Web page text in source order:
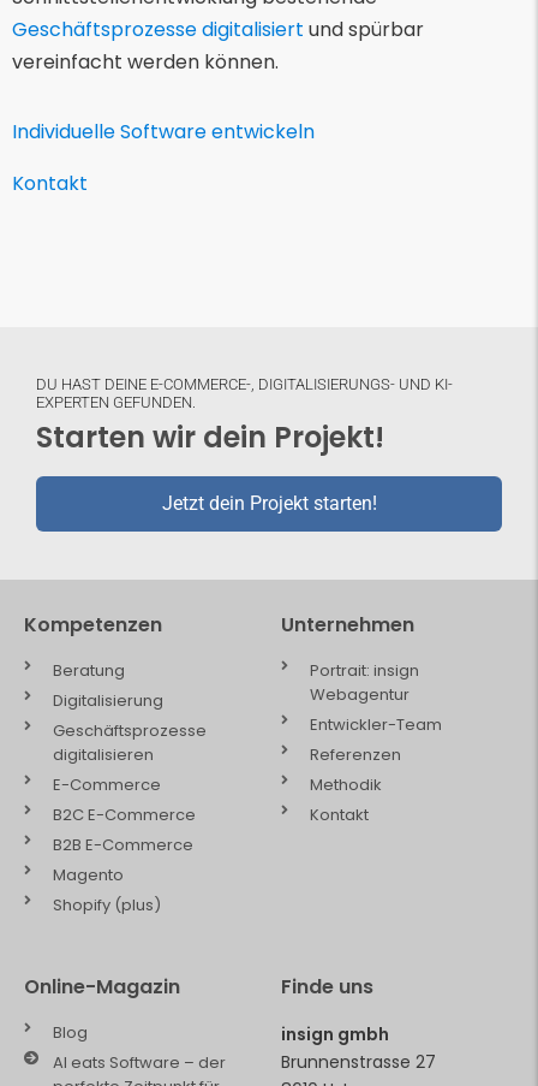
Geschäftsprozesse digitalisiert und spürbar
vereinfacht werden können.
Individuelle Software entwickeln
Kontakt
DU HAST DEINE E-COMMERCE-, DIGITALISIERUNGS- UND KI-
EXPERTEN GEFUNDEN.
Starten wir dein Projekt!
Jetzt dein Projekt starten!
Kompetenzen
Beratung
Digitalisierung
Geschäftsprozesse
digitalisieren
E-Commerce
B2C E-Commerce
B2B E-Commerce
Magento
Shopify (plus)
Unternehmen
Portrait: insign
Webagentur
Entwickler-Team
Referenzen
Methodik
Kontakt
Online-Magazin
Blog
AI eats Software – der
Finde uns
insign gmbh
Brunnenstrasse 27